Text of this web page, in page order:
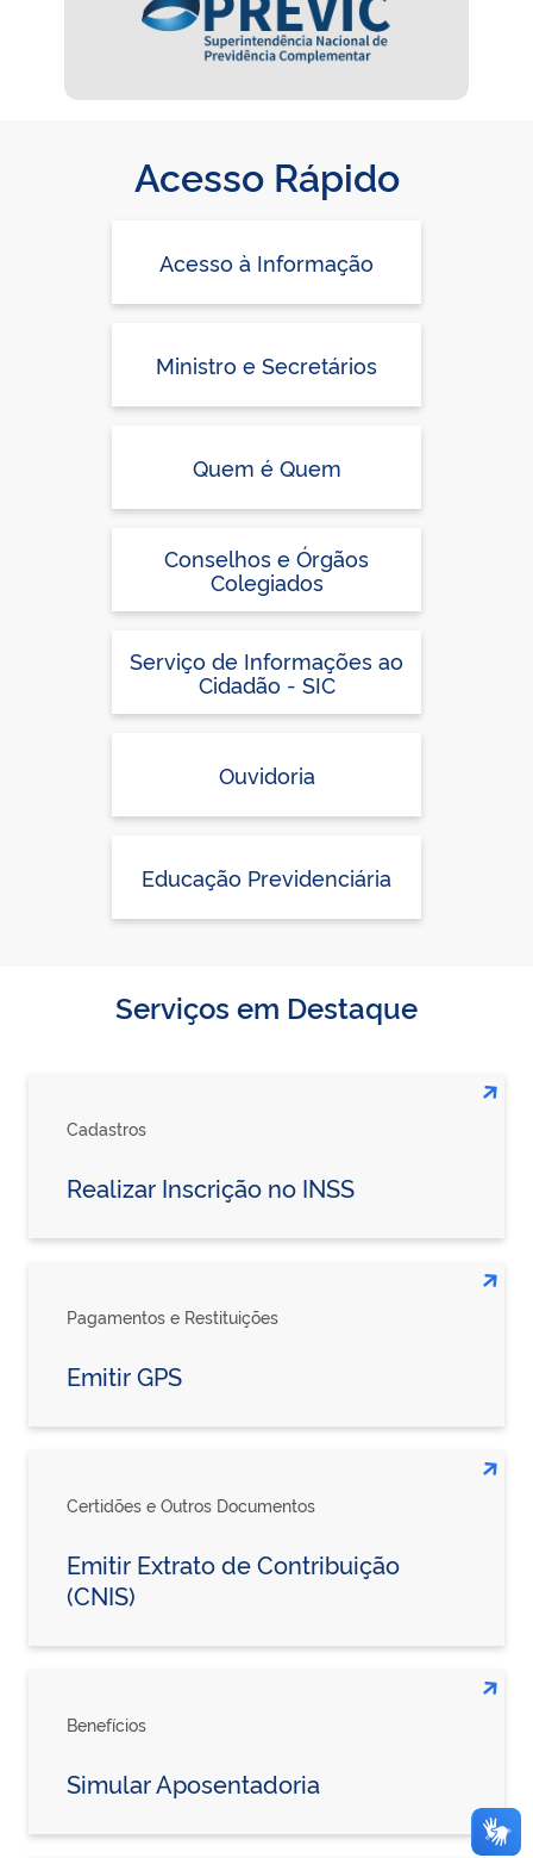
Acesso Rápido
Acesso à Informação
Ministro e Secretários
Quem é Quem
Conselhos e Órgãos
Colegiados
Serviço de Informações ao
Cidadão - SIC
Ouvidoria
Educação Previdenciária
Serviços em Destaque
Cadastros
Realizar Inscrição no INSS
Pagamentos e Restituições
Emitir GPS
Certidões e Outros Documentos
Emitir Extrato de Contribuição
(CNIS)
Benefícios
Simular Aposentadoria